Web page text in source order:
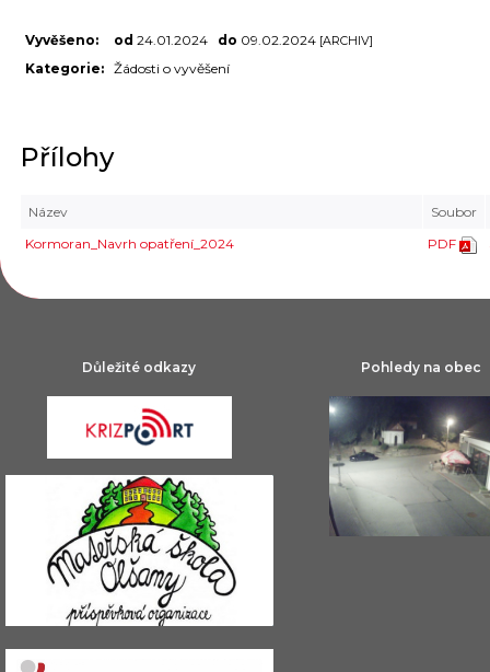
Vyvěšeno: od 24.01.2024 do 09.02.2024 [ARCHIV]
Kategorie: Žádosti o vyvěšení
Přílohy
Název
Soubor
Kormoran_Navrh opatření_2024
PDF
Důležité odkazy Pohledy na obec